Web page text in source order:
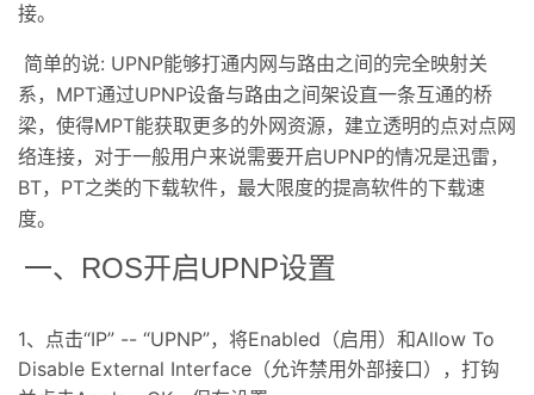
接。
简单的说: UPNP能够打通内网与路由之间的完全映射关
系，MPT通过UPNP设备与路由之间架设直一条互通的桥
梁，使得MPT能获取更多的外网资源，建立透明的点对点网
络连接，对于一般用户来说需要开启UPNP的情况是迅雷，
BT，PT之类的下载软件，最大限度的提高软件的下载速
度。
一、ROS开启UPNP设置
1、点击“IP” -- “UPNP”，将Enabled（启用）和Allow To
Disable External Interface（允许禁用外部接口），打钩